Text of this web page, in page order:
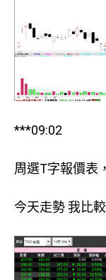
***09:02
周選T字報價表
今天走勢 我比